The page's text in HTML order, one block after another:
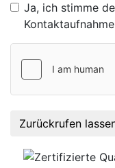
Ja, ich stimme
Zurückrufen